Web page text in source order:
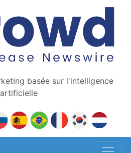
basée sur l'intelligence
artificielle